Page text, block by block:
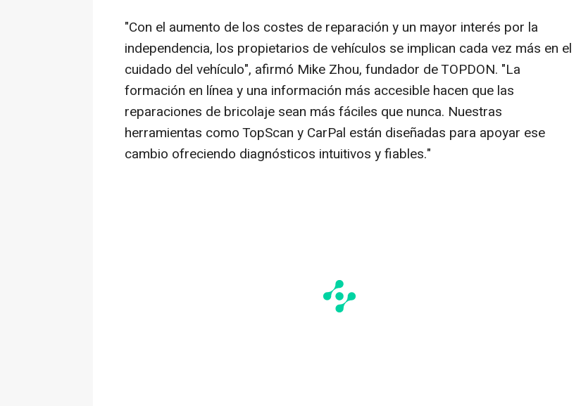
"Con el aumento de los costes de reparación y un mayor interés por la
independencia, los propietarios de vehículos se implican cada vez más en el
cuidado del vehículo", afirmó Mike Zhou, fundador de TOPDON. "La
formación en línea y una información más accesible hacen que las
reparaciones de bricolaje sean más fáciles que nunca. Nuestras
herramientas como TopScan y CarPal están diseñadas para apoyar ese
cambio ofreciendo diagnósticos intuitivos y fiables."